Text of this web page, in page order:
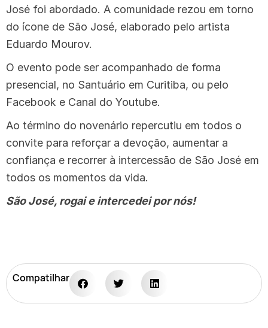
José foi abordado. A comunidade rezou em torno
do ícone de São José, elaborado pelo artista
Eduardo Mourov.
O evento pode ser acompanhado de forma
presencial, no Santuário em Curitiba, ou pelo
Facebook e Canal do Youtube.
Ao término do novenário repercutiu em todos o
convite para reforçar a devoção, aumentar a
confiança e recorrer à intercessão de São José em
todos os momentos da vida.
São José, rogai e intercedei por nós!
Compatilhar